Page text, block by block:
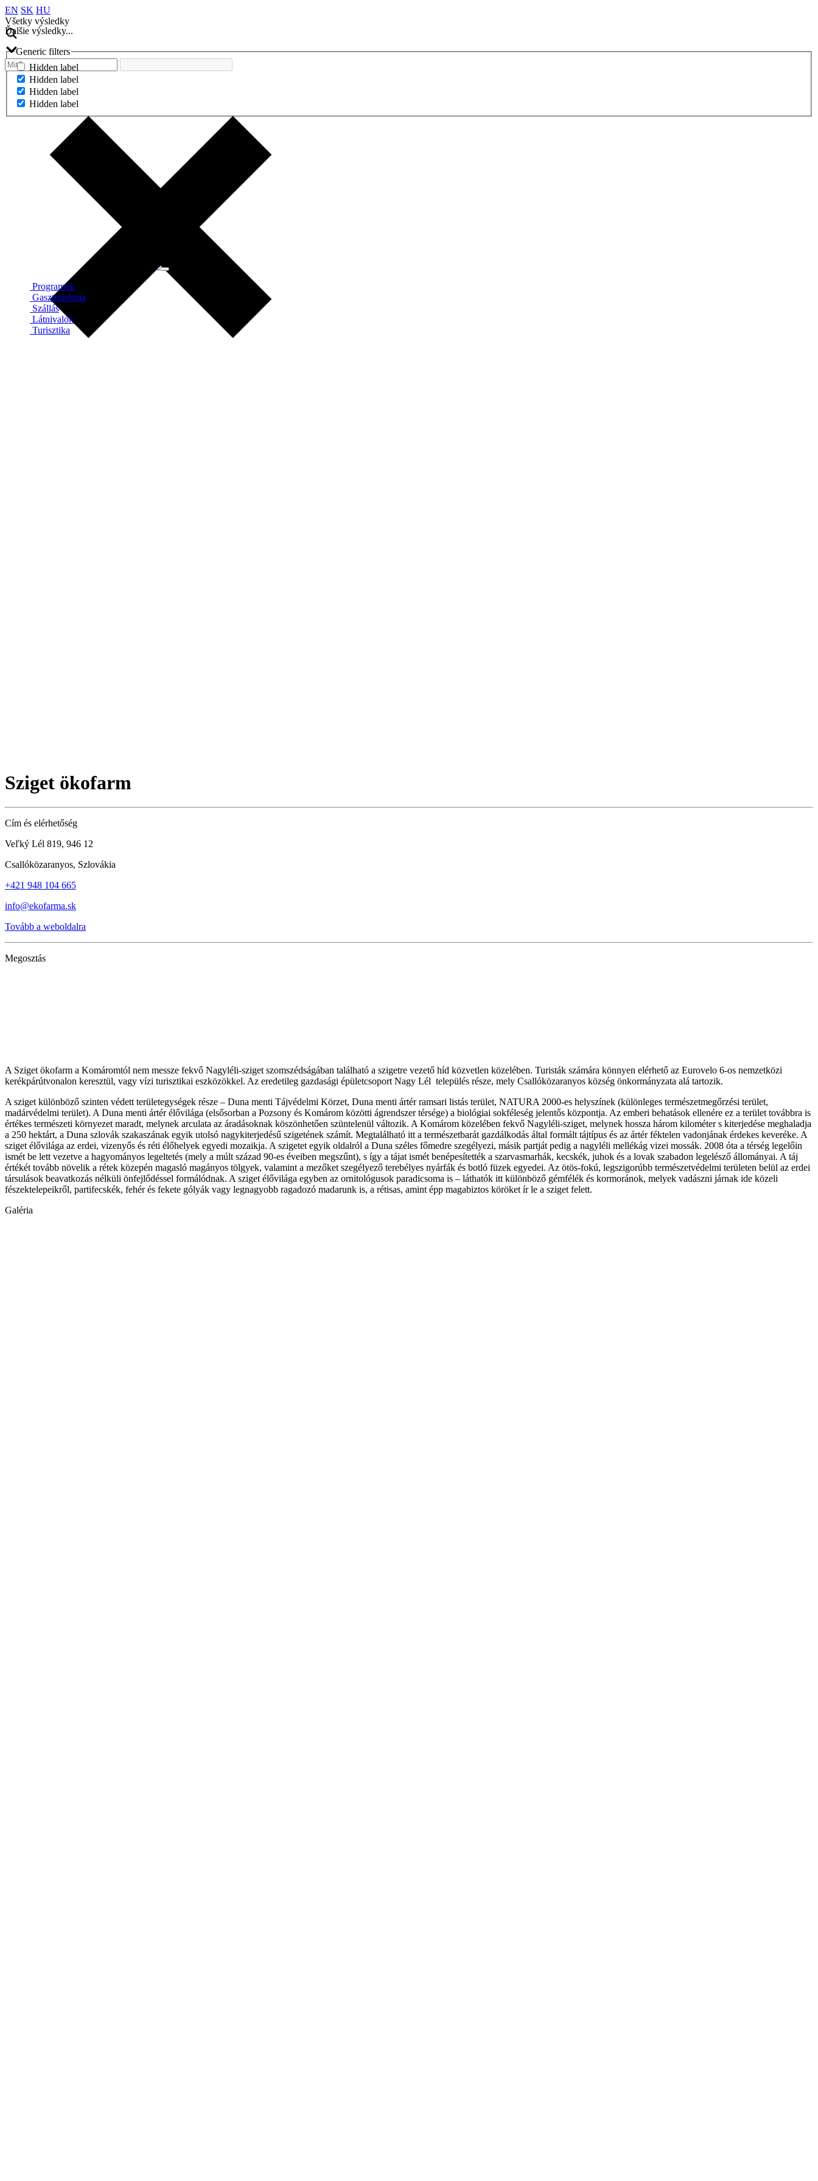
EN SK HU
Všetky výsledky
Ďalšie výsledky...
Generic filters
Hidden label
Hidden label
Hidden label
Hidden label
Programok
Gasztronómia
Szállás
Látnivalók
Turisztika
Sziget ökofarm
Cím és elérhetőség
Veľký Lél 819, 946 12
Csallóközaranyos, Szlovákia
+421 948 104 665
info@ekofarma.sk
Tovább a weboldalra
Megosztás
A Sziget ökofarm a Komáromtól nem messze fekvő Nagyléli-sziget szomszédságában található a szigetre vezető híd közvetlen közelében. Turisták számára könnyen elérhető az Eurovelo 6-os nemzetközi
kerékpárútvonalon keresztül, vagy vízi turisztikai eszközökkel. Az eredetileg gazdasági épületcsoport Nagy Lél település része, mely Csallóközaranyos község önkormányzata alá tartozik.
A sziget különböző szinten védett területegységek része – Duna menti Tájvédelmi Körzet, Duna menti ártér ramsari listás terület, NATURA 2000-es helyszínek (különleges természetmegőrzési terület,
madárvédelmi terület). A Duna menti ártér élővilága (elsősorban a Pozsony és Komárom közötti ágrendszer térsége) a biológiai sokféleség jelentős központja. Az emberi behatások ellenére ez a terület továbbra is
értékes természeti környezet maradt, melynek arculata az áradásoknak köszönhetően szüntelenül változik. A Komárom közelében fekvő Nagyléli-sziget, melynek hossza három kilométer s kiterjedése meghaladja
a 250 hektárt, a Duna szlovák szakaszának egyik utolsó nagykiterjedésű szigetének számít. Megtalálható itt a természetbarát gazdálkodás által formált tájtípus és az ártér féktelen vadonjának érdekes keveréke. A
sziget élővilága az erdei, vizenyős és réti élőhelyek egyedi mozaikja. A szigetet egyik oldalról a Duna széles főmedre szegélyezi, másik partját pedig a nagyléli mellékág vizei mossák. 2008 óta a térség legelőin
ismét be lett vezetve a hagyományos legeltetés (mely a múlt század 90-es éveiben megszűnt), s így a tájat ismét benépesítették a szarvasmarhák, kecskék, juhok és a lovak szabadon legelésző állományai. A táj
értékét tovább növelik a rétek közepén magasló magányos tölgyek, valamint a mezőket szegélyező terebélyes nyárfák és botló füzek egyedei. Az ötös-fokú, legszigorúbb természetvédelmi területen belül az erdei
társulások beavatkozás nélküli önfejlődéssel formálódnak. A sziget élővilága egyben az ornitológusok paradicsoma is – láthatók itt különböző gémfélék és kormoránok, melyek vadászni járnak ide közeli
fészektelepeikről, partifecskék, fehér és fekete gólyák vagy legnagyobb ragadozó madarunk is, a rétisas, amint épp magabiztos köröket ír le a sziget felett.
Galéria